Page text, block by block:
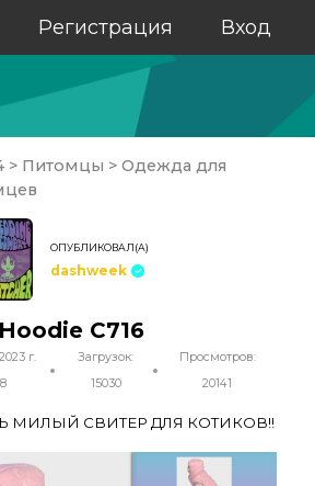
Регистрация Вход
> Питомцы > Одежда для
ОПУБЛИКОВАЛ(А)
dashweek
C716
г.
Загрузок:
15030
Просмотров:
20141
МИЛЫЙ СВИТЕР ДЛЯ КОТИКОВ!!